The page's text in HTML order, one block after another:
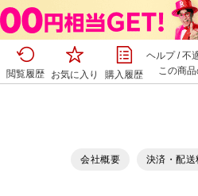
閲覧履歴 お気に入り 購入履歴
ヘルプ/不
この商